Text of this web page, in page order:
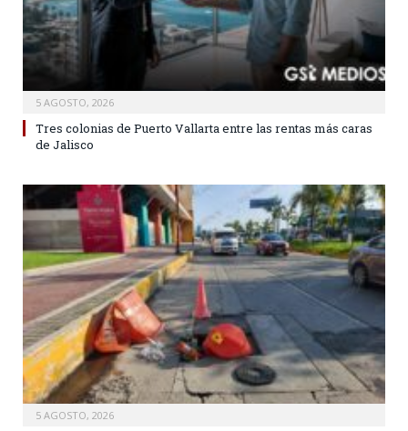
5 AGOSTO, 2026
Tres colonias de Puerto Vallarta entre las rentas más caras
de Jalisco
5 AGOSTO, 2026